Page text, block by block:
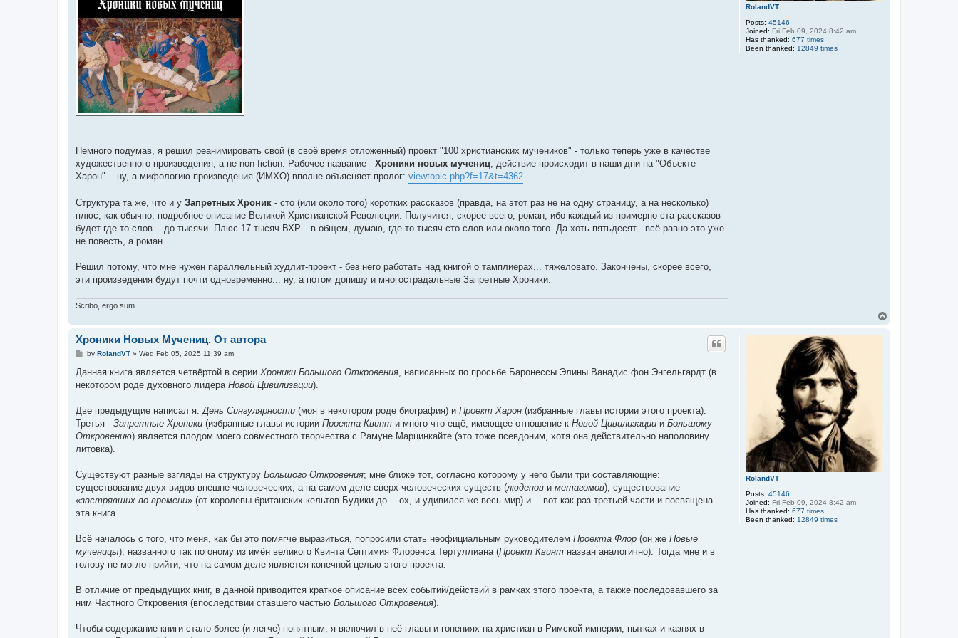
RolandVT
Posts: 45146
Joined: Fri Feb 09, 2024 8:42 am
Has thanked: 677 times
Been thanked: 12849 times
Немного подумав, я решил реанимировать свой (в своё время отложенный) проект "100 христианских мучеников" - только теперь уже в качестве
художественного произведения, а не non-fiction. Рабочее название - Хроники новых мучениц; действие происходит в наши дни на "Объекте
Харон"... ну, а мифологию произведения (ИМХО) вполне объясняет пролог: viewtopic.php?f=17&t=4362
Структура та же, что и у Запретных Хроник - сто (или около того) коротких рассказов (правда, на этот раз не на одну страницу, а на несколько)
плюс, как обычно, подробное описание Великой Христианской Революции. Получится, скорее всего, роман, ибо каждый из примерно ста рассказов
будет где-то слов... до тысячи. Плюс 17 тысяч ВХР... в общем, думаю, где-то тысяч сто слов или около того. Да хоть пятьдесят - всё равно это уже
не повесть, а роман.
Решил потому, что мне нужен параллельный худлит-проект - без него работать над книгой о тамплиерах... тяжеловато. Закончены, скорее всего,
эти произведения будут почти одновременно... ну, а потом допишу и многострадальные Запретные Хроники.
Scribo, ergo sum
RolandVT
Posts: 45146
Joined: Fri Feb 09, 2024 8:42 am
Has thanked: 677 times
Been thanked: 12849 times
Хроники Новых Мучениц. От автора
P
s
by RolandVT» Wed Feb 05, 2025 11:39 am
Данная книга является четвёртой в серии Хроники Большого Откровения , написанных по просьбе Баронессы Элины Ванадис фон Энгельгардт (в
некотором роде духовного лидера Новой Цивилизации).
Две предыдущие написал я: День Сингулярности (моя в некотором роде биография) и Проект Харон (избранные главы истории этого проекта).
Третья - Запретные Хроники (избранные главы истории Проекта Квинт и много что ещё, имеющее отношение к Новой Цивилизации и Большому
Откровению) является плодом моего совместного творчества с Рамуне Марцинкайте (это тоже псевдоним, хотя она действительно наполовину
литовка).
Существуют разные взгляды на структуру Большого Откровения; мне ближе тот, согласно которому у него были три составляющие:
существование двух видов внешне человеческих, а на самом деле сверх-человеческих существ (люденов и метагомов); существование
«застрявших во времени» (от королевы британских кельтов Будики до… ох, и удивился же весь мир) и… вот как раз третьей части и посвящена
эта книга.
Всё началось с того, что меня, как бы это помягче выразиться, попросили стать неофициальным руководителем Проекта Флор (он же Новые
мученицы), названного так по оному из имён великого Квинта Септимия Флоренса Тертуллиана (Проект Квинт назван аналогично). Тогда мне и в
голову не могло прийти, что на самом деле является конечной целью этого проекта.
В отличие от предыдущих книг, в данной приводится краткое описание всех событий/действий в рамках этого проекта, а также последовавшего за
ним Частного Откровения (впоследствии ставшего частью Большого Откровения).
Чтобы содержание книги стало более (и легче) понятным, я включил в неё главы и гонениях на христиан в Римской империи, пытках и казнях в